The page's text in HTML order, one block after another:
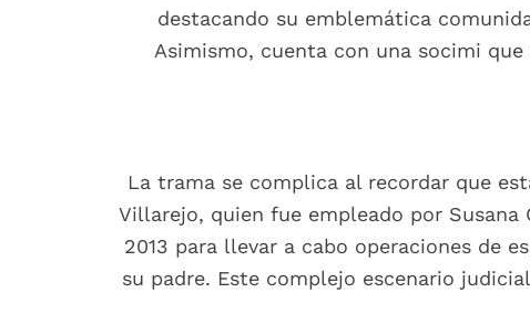
destacando su emblemática
Asimismo, cuenta con una socimi
La trama se complica al recordar que
Villarejo, quien fue empleado por Susana
2013 para llevar a cabo operaciones de
su padre. Este complejo escenario